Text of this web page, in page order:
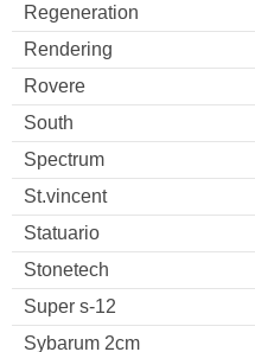
Regeneration
Rendering
Rovere
South
Spectrum
St.vincent
Statuario
Stonetech
Super s-12
Sybarum 2cm